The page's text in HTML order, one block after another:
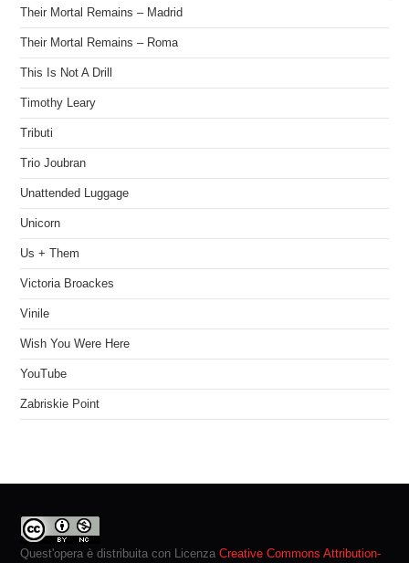
Their Mortal Remains – Madrid
Their Mortal Remains – Roma
This Is Not A Drill
Timothy Leary
Tributi
Trio Joubran
Unattended Luggage
Unicorn
Us + Them
Victoria Broackes
Vinile
Wish You Were Here
YouTube
Zabriskie Point
Quest'opera è distribuita con LicenzaCreative Commons Attribution-